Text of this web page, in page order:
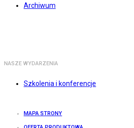
Archiwum
NASZE WYDARZENIA
Szkolenia i konferencje
MAPA STRONY